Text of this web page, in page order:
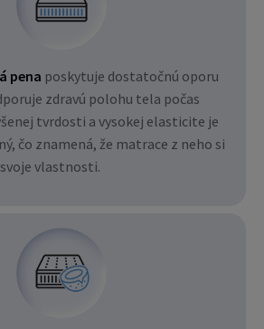
pena poskytuje dostatočnú oporu
zdravú polohu tela počas
tvrdosti a vysokej elasticite je
čo znamená, že matrace z neho si
vlastnosti.